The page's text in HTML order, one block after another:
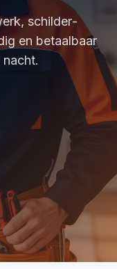
schilder­
en betaalbaar